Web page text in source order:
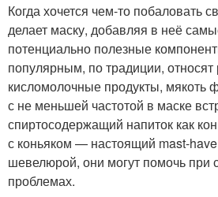
Когда хочется чем-то побаловать
делает маску, добавляя в неё
потенциально полезные
популярным, по традиции,
кисломолочные продукты, мякоть
с не меньшей частотой в маске
спиртосодержащий напиток как
с коньяком — настоящий mast-
шевелюрой, они могут помочь при
проблемах.